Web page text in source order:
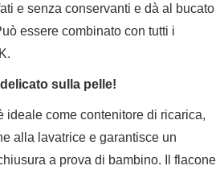
e senza conservanti e dà al bucato
essere combinato con tutti i
sulla pelle!
ideale come contenitore di ricarica,
alla lavatrice e garantisce un
a prova di bambino. Il flacone